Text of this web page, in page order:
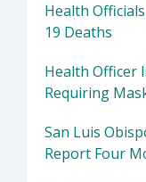
Health
19 Deaths
Health Officer
Requiring
San Luis
Report Four